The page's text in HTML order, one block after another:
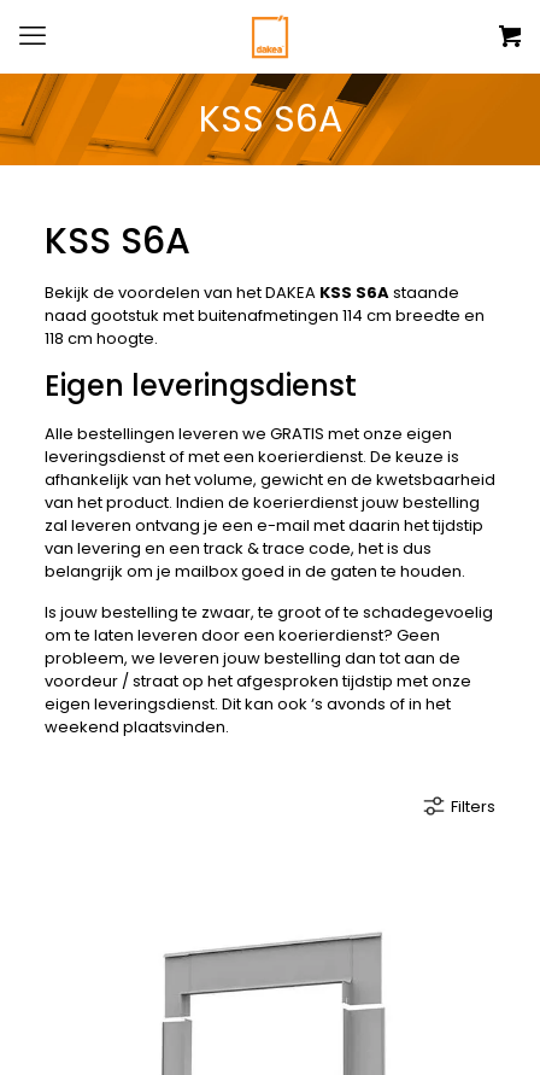
KSS S6A
KSS S6A
Bekijk de voordelen van het DAKEA KSS S6Astaande
naad gootstuk met buitenafmetingen 114 cm breedte en
118 cm hoogte.
Eigen leveringsdienst
Alle bestellingen leveren we GRATIS met onze eigen
leveringsdienst of met een koerierdienst. De keuze is
afhankelijk van het volume, gewicht en de kwetsbaarheid
van het product. Indien de koerierdienst jouw bestelling
zal leveren ontvang je een e-mail met daarin het tijdstip
van levering en een track & trace code, het is dus
belangrijk om je mailbox goed in de gaten te houden.
Is jouw bestelling te zwaar, te groot of te schadegevoelig
om te laten leveren door een koerierdienst? Geen
probleem, we leveren jouw bestelling dan tot aan de
voordeur / straat op het afgesproken tijdstip met onze
eigen leveringsdienst. Dit kan ook ‘s avonds of in het
weekend plaatsvinden.
Filters